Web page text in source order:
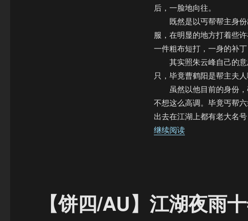
后，一脸地向往。
既然是以丐帮帮主身份
服，在明显的地方打着些
一件粗布短打，一身的补
其实照朱云峰自己的意
只，毕竟曹鹤阳是帮主夫人
虽然以他目前的身份，
不想这么高调。毕竟丐帮
出去在江湖上都有老大名
继续阅读“【饼四/AU】江
【饼四/AU】江湖夜雨